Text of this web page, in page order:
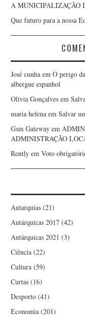
A MUNICIPALIZAÇÃO
Que futuro para a nossa
José cunha emO perigo
albergue espanhol
Olívia Gonçalves em
maria helena emSalvar
Gsm Gateway em
ADMINISTRAÇÃO
Rently emVoto
Autarquias (21)
Autárquicas 2017 (42)
Autárquicas 2021 (3)
Ciência (22)
Cultura (59)
Curtas (16)
Desporto (41)
Economia (201)